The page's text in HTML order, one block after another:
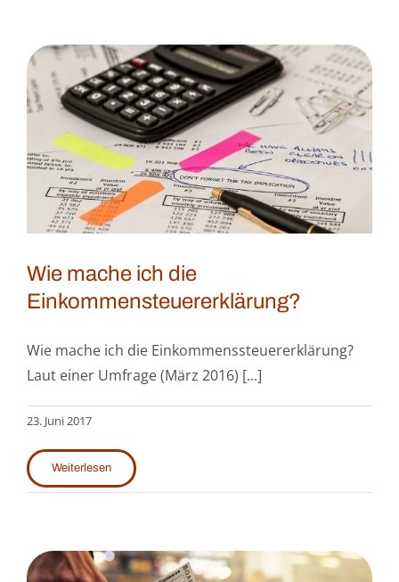
Wie mache ich die
Einkommensteuererklärung?
Wie mache ich die Einkommenssteuererklärung?
Laut einer Umfrage (März 2016) [...]
23. Juni 2017
Weiterlesen